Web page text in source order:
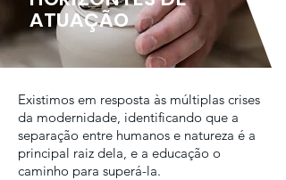
ATUAÇÃO
Existimos em resposta às múltiplas crises
da modernidade, identificando que a
separação entre humanos e natureza é a
principal raiz dela, e a educação o
caminho para superá-la.